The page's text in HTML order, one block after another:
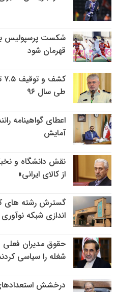
شکست پرسپولیس
قهرمان شود
طی سال ۹۶
اعطای گواهینامه
آمایش
نقش دانشگاه و
از کالای ایرانی»
گسترش رشته های
اندازی شبکه نوآوری
حقوق مدیران فعلی
شغله را سیاسی
درخشش